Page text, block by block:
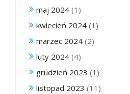
maj 2024 (1)
kwiecień 2024 (1)
marzec 2024 (2)
luty 2024 (4)
grudzień 2023 (1)
listopad 2023 (11)